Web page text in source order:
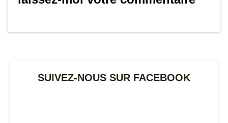
SUIVEZ-NOUS SUR FACEBOOK